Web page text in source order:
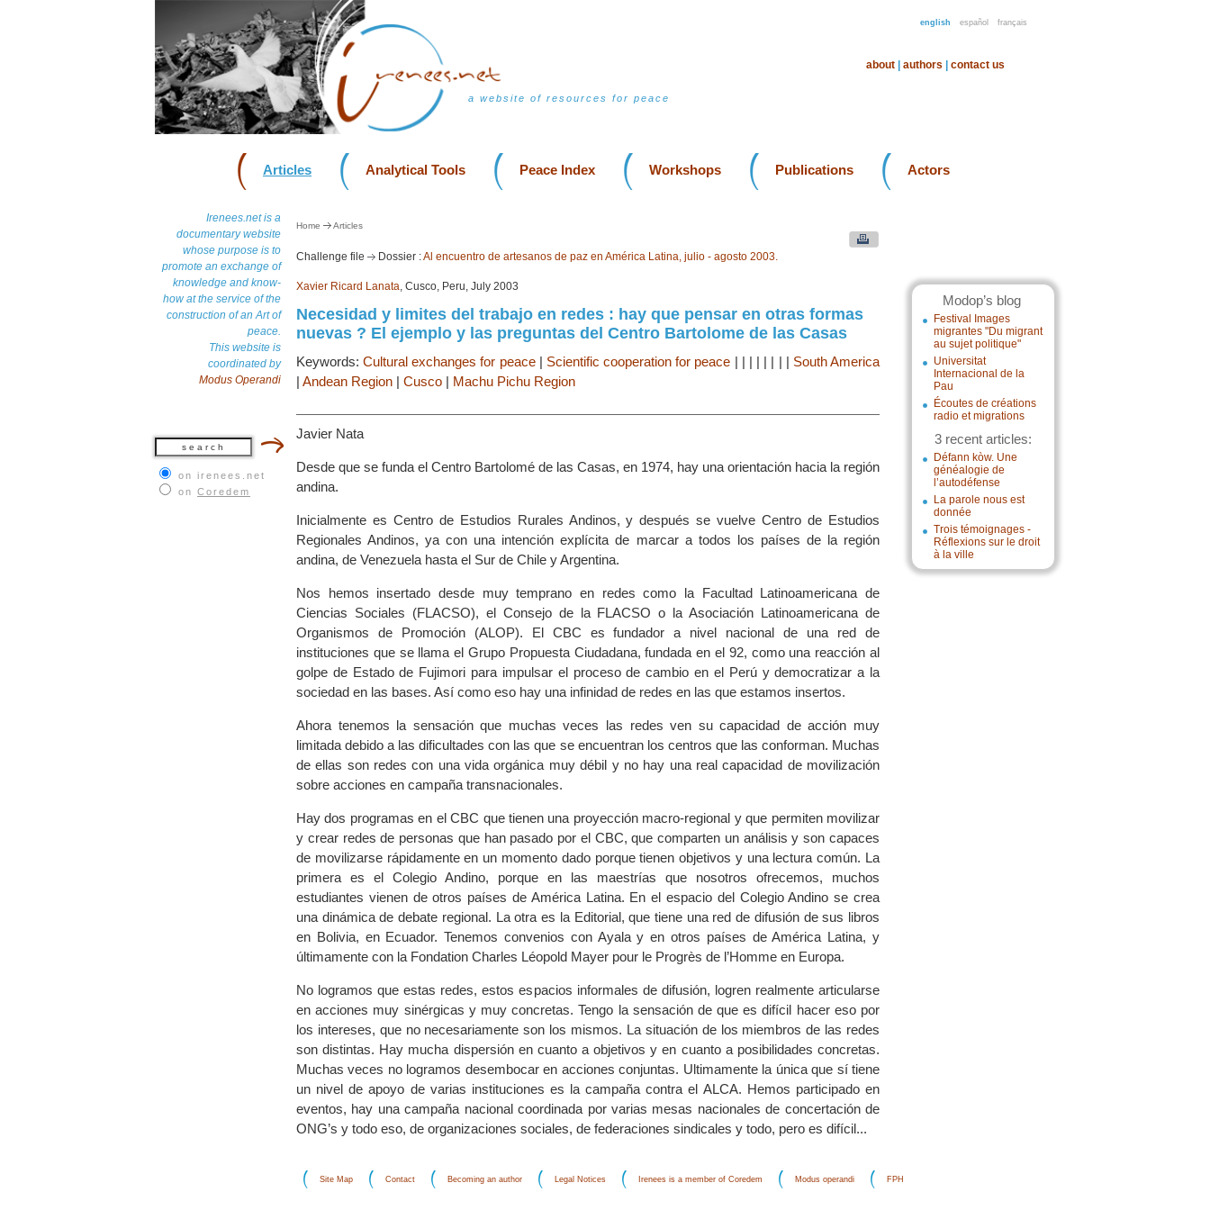
english español français
a website of resources for peace
about authors contact us
Articles Analytical Tools Peace Index Workshops Publications Actors
Irenees.net is a
documentary website
whose purpose is to
promote an exchange of
knowledge and know-
how at the service of the
construction of an Art of
peace.
This website is
coordinated by
Modus Operandi
on irenees.net
on Coredem
Modop’s blog
Festival Images
migrantes "Du migrant
au sujet politique"
Universitat
Internacional de la
Pau
Écoutes de créations
radio et migrations
3 recent articles:
Défann kòw. Une
généalogie de
l’autodéfense
La parole nous est
donnée
Trois témoignages -
Réflexions sur le droit
à la ville
Home Articles
Challenge file Dossier :Al encuentro de artesanos de paz en América Latina, julio - agosto 2003.
Xavier Ricard Lanata, Cusco, Peru, July 2003
Necesidad y limites del trabajo en redes : hay que pensar en otras formas
nuevas ? El ejemplo y las preguntas del Centro Bartolome de las Casas
Keywords:Cultural exchanges for peace| Scientific cooperation for peace | | | | | | | | South America
| Andean Region | Cusco | Machu Pichu Region
Javier Nata
Desde que se funda el Centro Bartolomé de las Casas, en 1974, hay una orientación hacia la región
andina.
Inicialmente es Centro de Estudios Rurales Andinos, y después se vuelve Centro de Estudios
Regionales Andinos, ya con una intención explícita de marcar a todos los países de la región
andina, de Venezuela hasta el Sur de Chile y Argentina.
Nos hemos insertado desde muy temprano en redes como la Facultad Latinoamericana de
Ciencias Sociales (FLACSO), el Consejo de la FLACSO o la Asociación Latinoamericana de
Organismos de Promoción (ALOP). El CBC es fundador a nivel nacional de una red de
instituciones que se llama el Grupo Propuesta Ciudadana, fundada en el 92, como una reacción al
golpe de Estado de Fujimori para impulsar el proceso de cambio en el Perú y democratizar a la
sociedad en las bases. Así como eso hay una infinidad de redes en las que estamos insertos.
Ahora tenemos la sensación que muchas veces las redes ven su capacidad de acción muy
limitada debido a las dificultades con las que se encuentran los centros que las conforman. Muchas
de ellas son redes con una vida orgánica muy débil y no hay una real capacidad de movilización
sobre acciones en campaña transnacionales.
Hay dos programas en el CBC que tienen una proyección macro-regional y que permiten movilizar
y crear redes de personas que han pasado por el CBC, que comparten un análisis y son capaces
de movilizarse rápidamente en un momento dado porque tienen objetivos y una lectura común. La
primera es el Colegio Andino, porque en las maestrías que nosotros ofrecemos, muchos
estudiantes vienen de otros países de América Latina. En el espacio del Colegio Andino se crea
una dinámica de debate regional. La otra es la Editorial, que tiene una red de difusión de sus libros
en Bolivia, en Ecuador. Tenemos convenios con Ayala y en otros países de América Latina, y
últimamente con la Fondation Charles Léopold Mayer pour le Progrès de l’Homme en Europa.
No logramos que estas redes, estos espacios informales de difusión, logren realmente articularse
en acciones muy sinérgicas y muy concretas. Tengo la sensación de que es difícil hacer eso por
los intereses, que no necesariamente son los mismos. La situación de los miembros de las redes
son distintas. Hay mucha dispersión en cuanto a objetivos y en cuanto a posibilidades concretas.
Muchas veces no logramos desembocar en acciones conjuntas. Ultimamente la única que sí tiene
un nivel de apoyo de varias instituciones es la campaña contra el ALCA. Hemos participado en
eventos, hay una campaña nacional coordinada por varias mesas nacionales de concertación de
ONG’s y todo eso, de organizaciones sociales, de federaciones sindicales y todo, pero es difícil...
Site Map Contact Becoming an author Legal Notices Irenees is a member of Coredem Modus operandi FPH